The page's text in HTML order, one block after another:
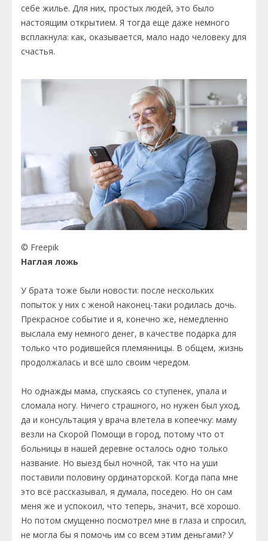
себе жилье. Для них, простых людей, это было
настоящим открытием. Я тогда еще даже немного
всплакнула: как, оказывается, мало надо человеку для
счастья.
© Freepik
Наглая ложь
У брата тоже были новости: после нескольких
попыток у них с женой наконец-таки родилась дочь.
Прекрасное событие и я, конечно же, немедленно
выслала ему немного денег, в качестве подарка для
только что родившейся племянницы. В общем, жизнь
продолжалась и всё шло своим чередом.
Но однажды мама, спускаясь со ступенек, упала и
сломала ногу. Ничего страшного, но нужен был уход,
да и консультация у врача влетела в копеечку: маму
везли на Скорой Помощи в город, потому что от
больницы в нашей деревне осталось одно только
название. Но выезд был ночной, так что на уши
поставили половину ординаторской. Когда папа мне
это всё рассказывал, я думала, поседею. Но он сам
меня же и успокоил, что теперь, значит, всё хорошо.
Но потом смущенно посмотрел мне в глаза и спросил,
не могла бы я помочь им со всем этим деньгами? У